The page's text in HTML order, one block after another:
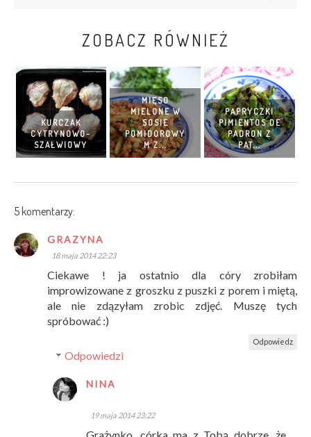
ZOBACZ RÓWNIEŻ
KURCZAK
CYTRYNOWO-
SZAŁWIOWY
MIĘSO
MIELONE W
SOSIE
POMIDOROWY
M Z...
PAPRYCZKI
PIMIENTOS DE
PADRON Z
PAT...
5 komentarzy:
GRAZYNA
18 maja 2014 22:23
Ciekawe ! ja ostatnio dla córy zrobiłam
improwizowane z groszku z puszki z porem i miętą,
ale nie zdązyłam zrobic zdjęć. Muszę tych
spróbować :)
Odpowiedz
Odpowiedzi
NINA
19 maja 2014 23:22